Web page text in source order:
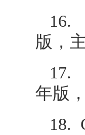
16.
版，
17.
年版
18.